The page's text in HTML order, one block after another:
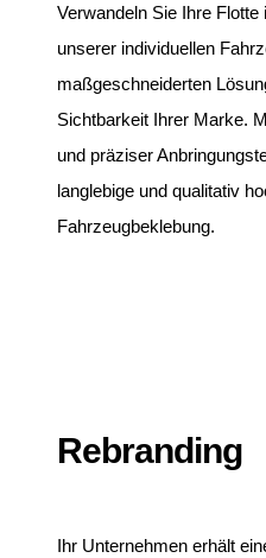
Verwandeln Sie Ihre
unserer individuellen
maßgeschneiderten
Sichtbarkeit Ihrer Marke.
und präziser
langlebige und qualitativ
Fahrzeugbeklebung.
Rebranding
Ihr Unternehmen erhält